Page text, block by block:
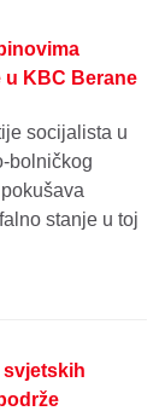
KBC Berane
socijalista u
bolničkog
stanje u toj
svjetskih